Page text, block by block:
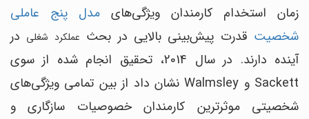
زمان استخدام کارمندان ویژگی‌های مدل پنج عاملی
شخصیت قدرت پیش‌بینی بالایی در بحث عملکرد شغلی در
آینده دارند. در سال 2014، تحقیق انجام شده از سوی
Sackett و Walmsley نشان داد از بین تمامی ویژگی‌های
شخصیتی موثرترین کارمندان خصوصیات سازگاری و